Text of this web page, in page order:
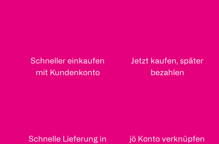
Schneller einkaufen
mit Kundenkonto
Jetzt kaufen, später
bezahlen
Schnelle Lieferung in
jö Konto verknüpfen